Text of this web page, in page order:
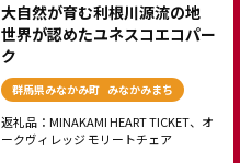
大自然が育む利根川源流の地
世界が認めたユネスコエコパー
ク
群馬県みなかみ町 みなかみまち
返礼品：MINAKAMI HEART TICKET、オ
ークヴィレッジ モリートチェア